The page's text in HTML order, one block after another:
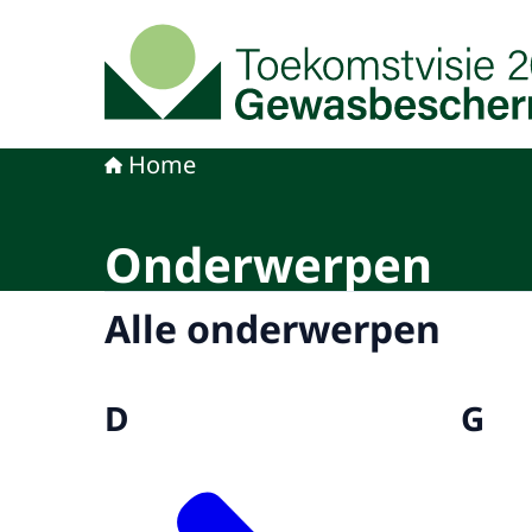
Home
Onderwerpen
Alle onderwerpen
D G